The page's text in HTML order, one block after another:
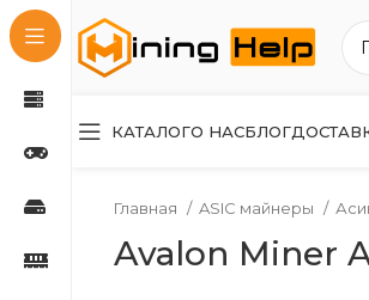
КАТАЛОГО НАСБЛОГ
Главная ASIC майнеры
Avalon Miner